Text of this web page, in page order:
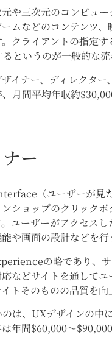
や三次元のコンピュ
ムなどのコンテンツ
クライアントの指定
というのが一般的な流
イナー、ディレクタ
月間平均年収約
ー
（ユーザーが見
ショップのクリック
ユーザーがアクセス
や画面の設計などを行
の略であり、
などサイトを通して
トそのものの品質を向
は、UXデザインの
年間$60,000～